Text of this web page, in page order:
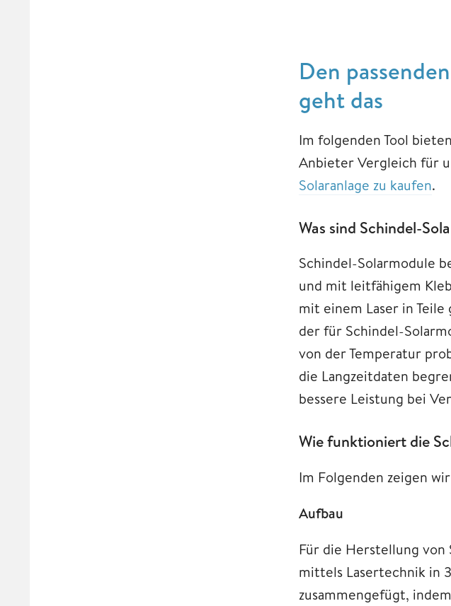
Den
geht das
Im folgenden Tool
Anbieter Vergleich für
Solaranlage zu kaufen.
Was sind Schindel-
Schindel-Solarmodule
und mit leitfähigem
mit einem Laser in
der für Schindel-
von der Temperatur
die Langzeitdaten
bessere Leistung bei
Wie funktioniert die
Im Folgenden zeigen
Aufbau
Für die Herstellung
mittels Lasertechnik in
zusammengefügt,